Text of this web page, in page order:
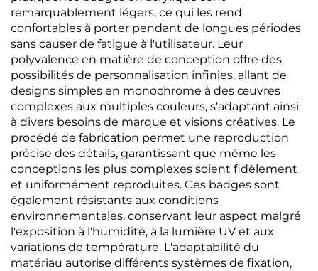
remarquablement légers, ce qui les rend
confortables à porter pendant de longues périodes
sans causer de fatigue à l'utilisateur. Leur
polyvalence en matière de conception offre des
possibilités de personnalisation infinies, allant de
designs simples en monochrome à des œuvres
complexes aux multiples couleurs, s'adaptant ainsi
à divers besoins de marque et visions créatives. Le
procédé de fabrication permet une reproduction
précise des détails, garantissant que même les
conceptions les plus complexes soient fidèlement
et uniformément reproduites. Ces badges sont
également résistants aux conditions
environnementales, conservant leur aspect malgré
l'exposition à l'humidité, à la lumière UV et aux
variations de température. L'adaptabilité du
matériau autorise différents systèmes de fixation,